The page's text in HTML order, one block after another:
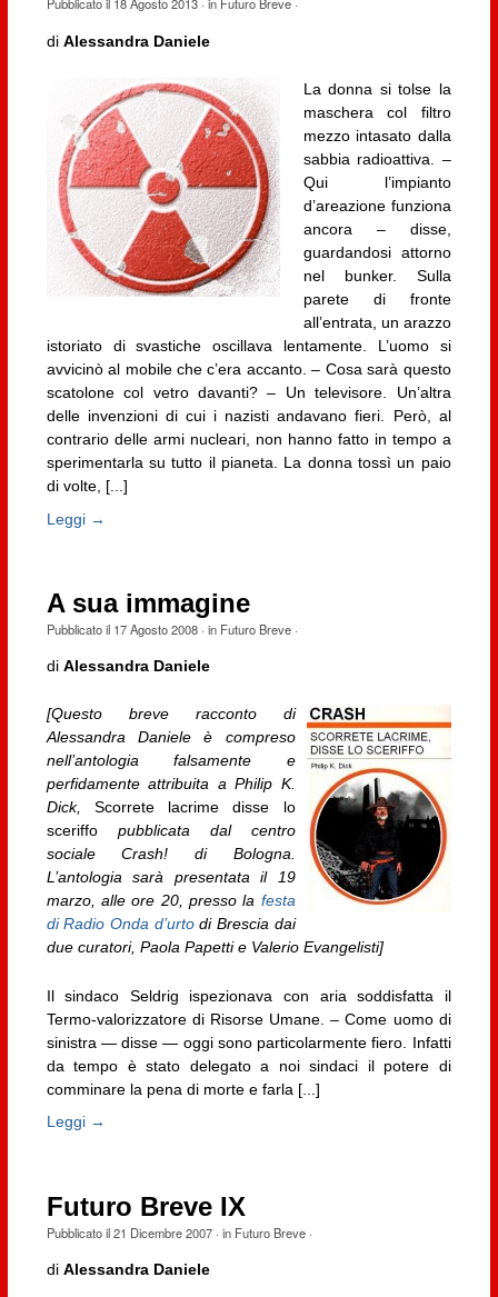
Pubblicato il 18 Agosto 2013· in Futuro Breve·
di Alessandra Daniele
La donna si tolse la
maschera col filtro
mezzo intasato dalla
sabbia radioattiva. –
Qui l’impianto
d’areazione funziona
ancora – disse,
guardandosi attorno
nel bunker. Sulla
parete di fronte
all’entrata, un arazzo
istoriato di svastiche oscillava lentamente. L’uomo si
avvicinò al mobile che c’era accanto. – Cosa sarà questo
scatolone col vetro davanti? – Un televisore. Un’altra
delle invenzioni di cui i nazisti andavano fieri. Però, al
contrario delle armi nucleari, non hanno fatto in tempo a
sperimentarla su tutto il pianeta. La donna tossì un paio
di volte, [...]
Leggi →
A sua immagine
Pubblicato il 17 Agosto 2008· in Futuro Breve·
di Alessandra Daniele
[Questo breve racconto di
Alessandra Daniele è compreso
nell’antologia falsamente e
perfidamente attribuita a Philip K.
Dick, Scorrete lacrime disse lo
sceriffopubblicata dal centro
sociale Crash! di Bologna.
L’antologia sarà presentata il 19
marzo, alle ore 20, presso la festa
di Radio Onda d’urtodi Brescia dai
due curatori, Paola Papetti e Valerio Evangelisti]
Il sindaco Seldrig ispezionava con aria soddisfatta il
Termo-valorizzatore di Risorse Umane. – Come uomo di
sinistra — disse — oggi sono particolarmente fiero. Infatti
da tempo è stato delegato a noi sindaci il potere di
comminare la pena di morte e farla [...]
Leggi →
Futuro Breve IX
Pubblicato il21 Dicembre 2007· in Futuro Breve·
di Alessandra Daniele